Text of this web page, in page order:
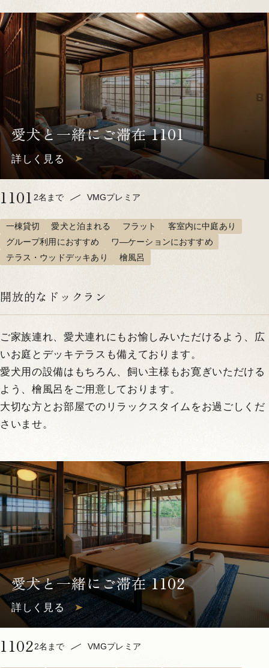
愛犬と一緒にご滞在 1101
詳しく見る
1101 2名まで VMGプレミア
一棟貸切 愛犬と泊まれる フラット
客室内に中庭あり
グループ利用におすすめ
ワ―ケーションにおすすめ
テラス・ウッドデッキあり
檜風呂
開放的なドックラン
ご家族連れ、愛犬連れにもお愉しみいただけるよう、広
いお庭とデッキテラスも備えております。
愛犬用の設備はもちろん、飼い主様もお寛ぎいただける
よう、檜風呂をご用意しております。
大切な方とお部屋でのリラックスタイムをお過ごしくだ
さいませ。
愛犬と一緒にご滞在 1102
詳しく見る
11022名まで VMGプレミア